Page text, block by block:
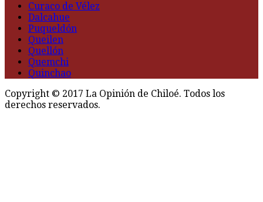
Curaco de Vélez
Dalcahue
Puqueldón
Queilen
Quellón
Quemchi
Quinchao
Copyright © 2017 La Opinión de Chiloé. Todos los
derechos reservados.